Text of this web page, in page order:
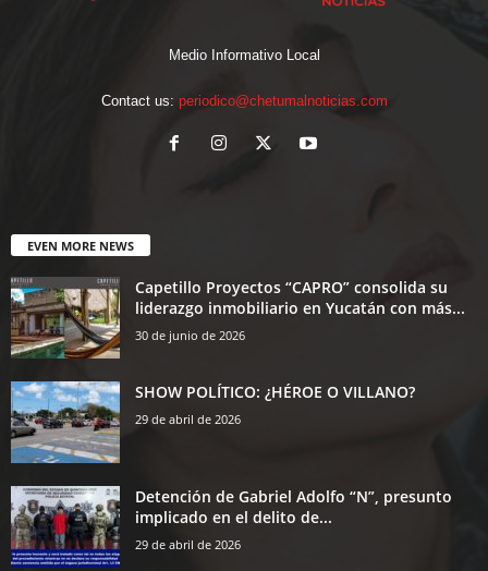
Medio Informativo Local
Contact us: periodico@chetumalnoticias.com
EVEN MORE NEWS
Capetillo Proyectos “CAPRO” consolida su
liderazgo inmobiliario en Yucatán con más...
30 de junio de 2026
SHOW POLÍTICO: ¿HÉROE O VILLANO?
29 de abril de 2026
Detención de Gabriel Adolfo “N”, presunto
implicado en el delito de...
29 de abril de 2026